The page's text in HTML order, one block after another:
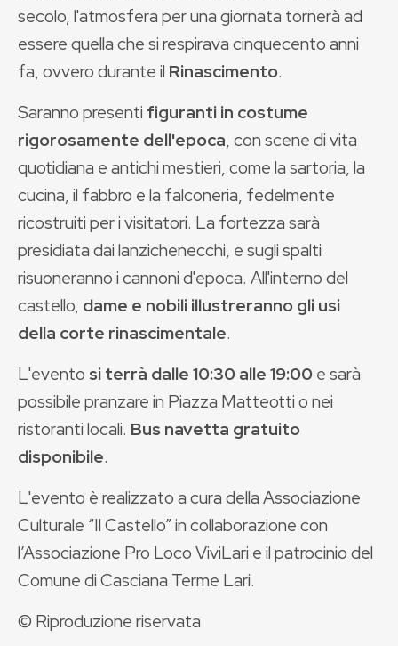
secolo, l'atmosfera per una giornata tornerà ad
essere quella che si respirava cinquecento anni
fa, ovvero durante il Rinascimento.
Saranno presenti figuranti in costume
rigorosamente dell'epoca, con scene di vita
quotidiana e antichi mestieri, come la sartoria, la
cucina, il fabbro e la falconeria, fedelmente
ricostruiti per i visitatori. La fortezza sarà
presidiata dai lanzichenecchi, e sugli spalti
risuoneranno i cannoni d'epoca. All'interno del
castello, dame e nobili illustreranno gli usi
della corte rinascimentale.
L'evento si terrà dalle 10:30 alle 19:00e sarà
possibile pranzare in Piazza Matteotti o nei
ristoranti locali. Bus navetta gratuito
disponibile.
L'evento è realizzato a cura della Associazione
Culturale “Il Castello” in collaborazione con
l’Associazione Pro Loco ViviLari e il patrocinio del
Comune di Casciana Terme Lari.
© Riproduzione riservata